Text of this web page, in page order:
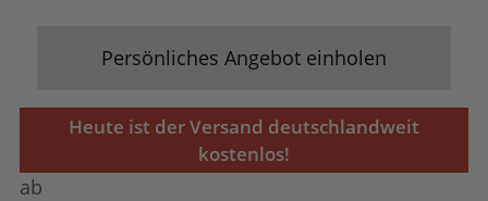
Persönliches Angebot einholen
Heute ist der Versand deutschlandweit
kostenlos!
ab